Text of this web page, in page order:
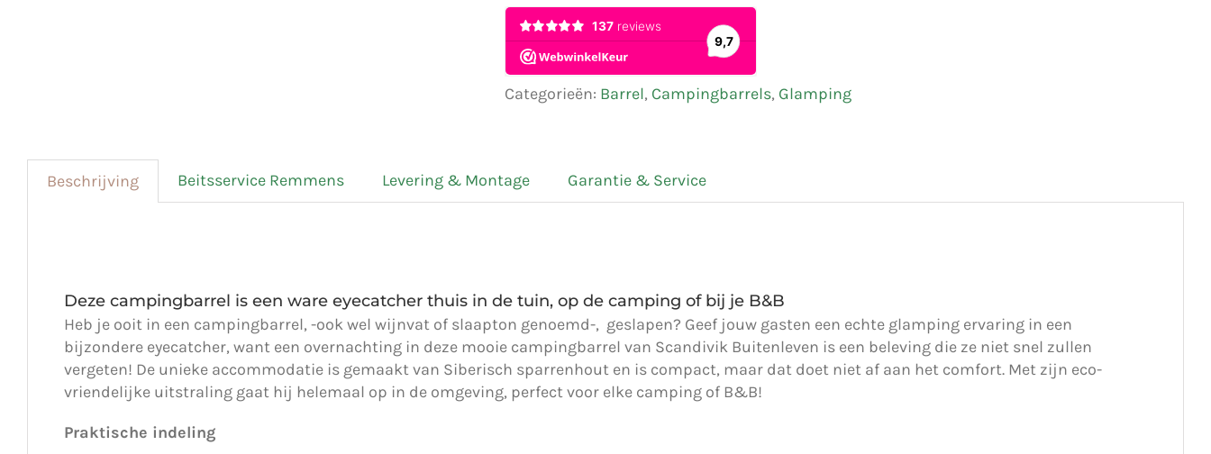
Categorieën: Barrel, Campingbarrels, Glamping
Beschrijving Beitsservice Remmens Levering & Montage Garantie & Service
Deze campingbarrel is een ware eyecatcher thuis in de tuin, op de camping of bij je B&B
Heb je ooit in een campingbarrel, -ook wel wijnvat of slaapton genoemd-, geslapen? Geef jouw gasten een echte glamping ervaring in een
bijzondere eyecatcher, want een overnachting in deze mooie campingbarrel van Scandivik Buitenleven is een beleving die ze niet snel zullen
vergeten! De unieke accommodatie is gemaakt van Siberisch sparrenhout en is compact, maar dat doet niet af aan het comfort. Met zijn eco-
vriendelijke uitstraling gaat hij helemaal op in de omgeving, perfect voor elke camping of B&B!
Praktische indeling